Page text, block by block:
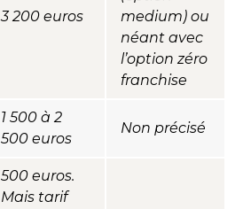
3 200 euros
medium) ou
néant avec
l’option zéro
franchise
1 500 à 2
500 euros
Non précisé
500 euros.
Mais tarif